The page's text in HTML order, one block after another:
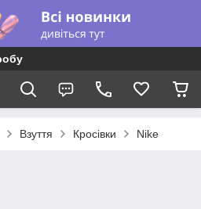
Взуття Кросівки Nike